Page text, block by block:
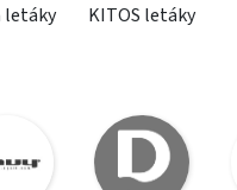
letáky KITOS letáky